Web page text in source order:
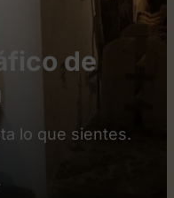
de
lo que sientes.